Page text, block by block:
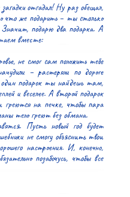
отгадал! Ну раз обещал,
что же подарить – ты столько
Значит, подарю два подарка. А
вместе:
не смог сам положить тебе
– растеряли по дороге
один подарок ты найдешь там,
и веселее. А второй подарок
на печке, чтобы пара
тело греют без обмана.
Пусть новый год будет
не смогу объяснить твои
настроения. И, конечно,
позабочусь, чтобы все